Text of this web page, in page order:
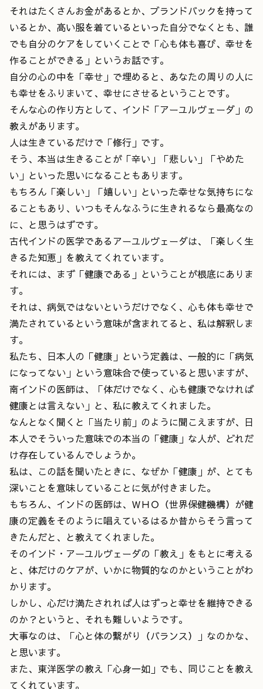
それはたくさんお金があるとか、ブランドバックを持って
いるとか、高い服を着ているといった自分でなくとも、誰
でも自分のケアをしていくことで「心も体も喜び、幸せを
作ることができる」というお話です。
自分の心の中を「幸せ」で埋めると、あなたの周りの人に
も幸せをふりまいて、幸せにさせるということです。
そんな心の作り方として、インド「アーユルヴェーダ」の
教えがあります。
人は生きているだけで「修行」です。
そう、本当は生きることが「辛い」「悲しい」「やめた
い」といった思いになることもあります。
もちろん「楽しい」「嬉しい」といった幸せな気持ちにな
ることもあり、いつもそんなふうに生きれるなら最高なの
に、と思うはずです。
古代インドの医学であるアーユルヴェーダは、「楽しく生
きるた知恵」を教えてくれています。
それには、まず「健康である」ということが根底にありま
す。
それは、病気ではないというだけでなく、心も体も幸せで
満たされているという意味が含まれてると、私は解釈しま
す。
私たち、日本人の「健康」という定義は、一般的に「病気
になってない」という意味合で使っていると思いますが、
南インドの医師は、「体だけでなく、心も健康でなければ
健康とは言えない」と、私に教えてくれました。
なんとなく聞くと「当たり前」のように聞こえますが、日
本人でそういった意味での本当の「健康」な人が、どれだ
け存在しているんでしょうか。
私は、この話を聞いたときに、なぜか「健康」が、とても
深いことを意味していることに気が付きました。
もちろん、インドの医師は、ＷＨＯ（世界保健機構）が健
康の定義をそのように唱えているはるか昔からそう言って
きたんだと、と教えてくれました。
そのインド・アーユルヴェーダの「教え」をもとに考える
と、体だけのケアが、いかに物質的なのかということがわ
かります。
しかし、心だけ満たされれば人はずっと幸せを維持できる
のか？というと、それも難しいようです。
大事なのは、「心と体の繋がり（バランス）」なのかな、
と思います。
また、東洋医学の教え「心身一如」でも、同じことを教え
てくれています。